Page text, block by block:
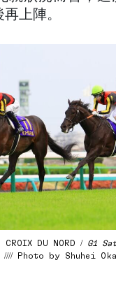
上陣。
CROIX DU NORD / G1
//// Photo by Shuhei